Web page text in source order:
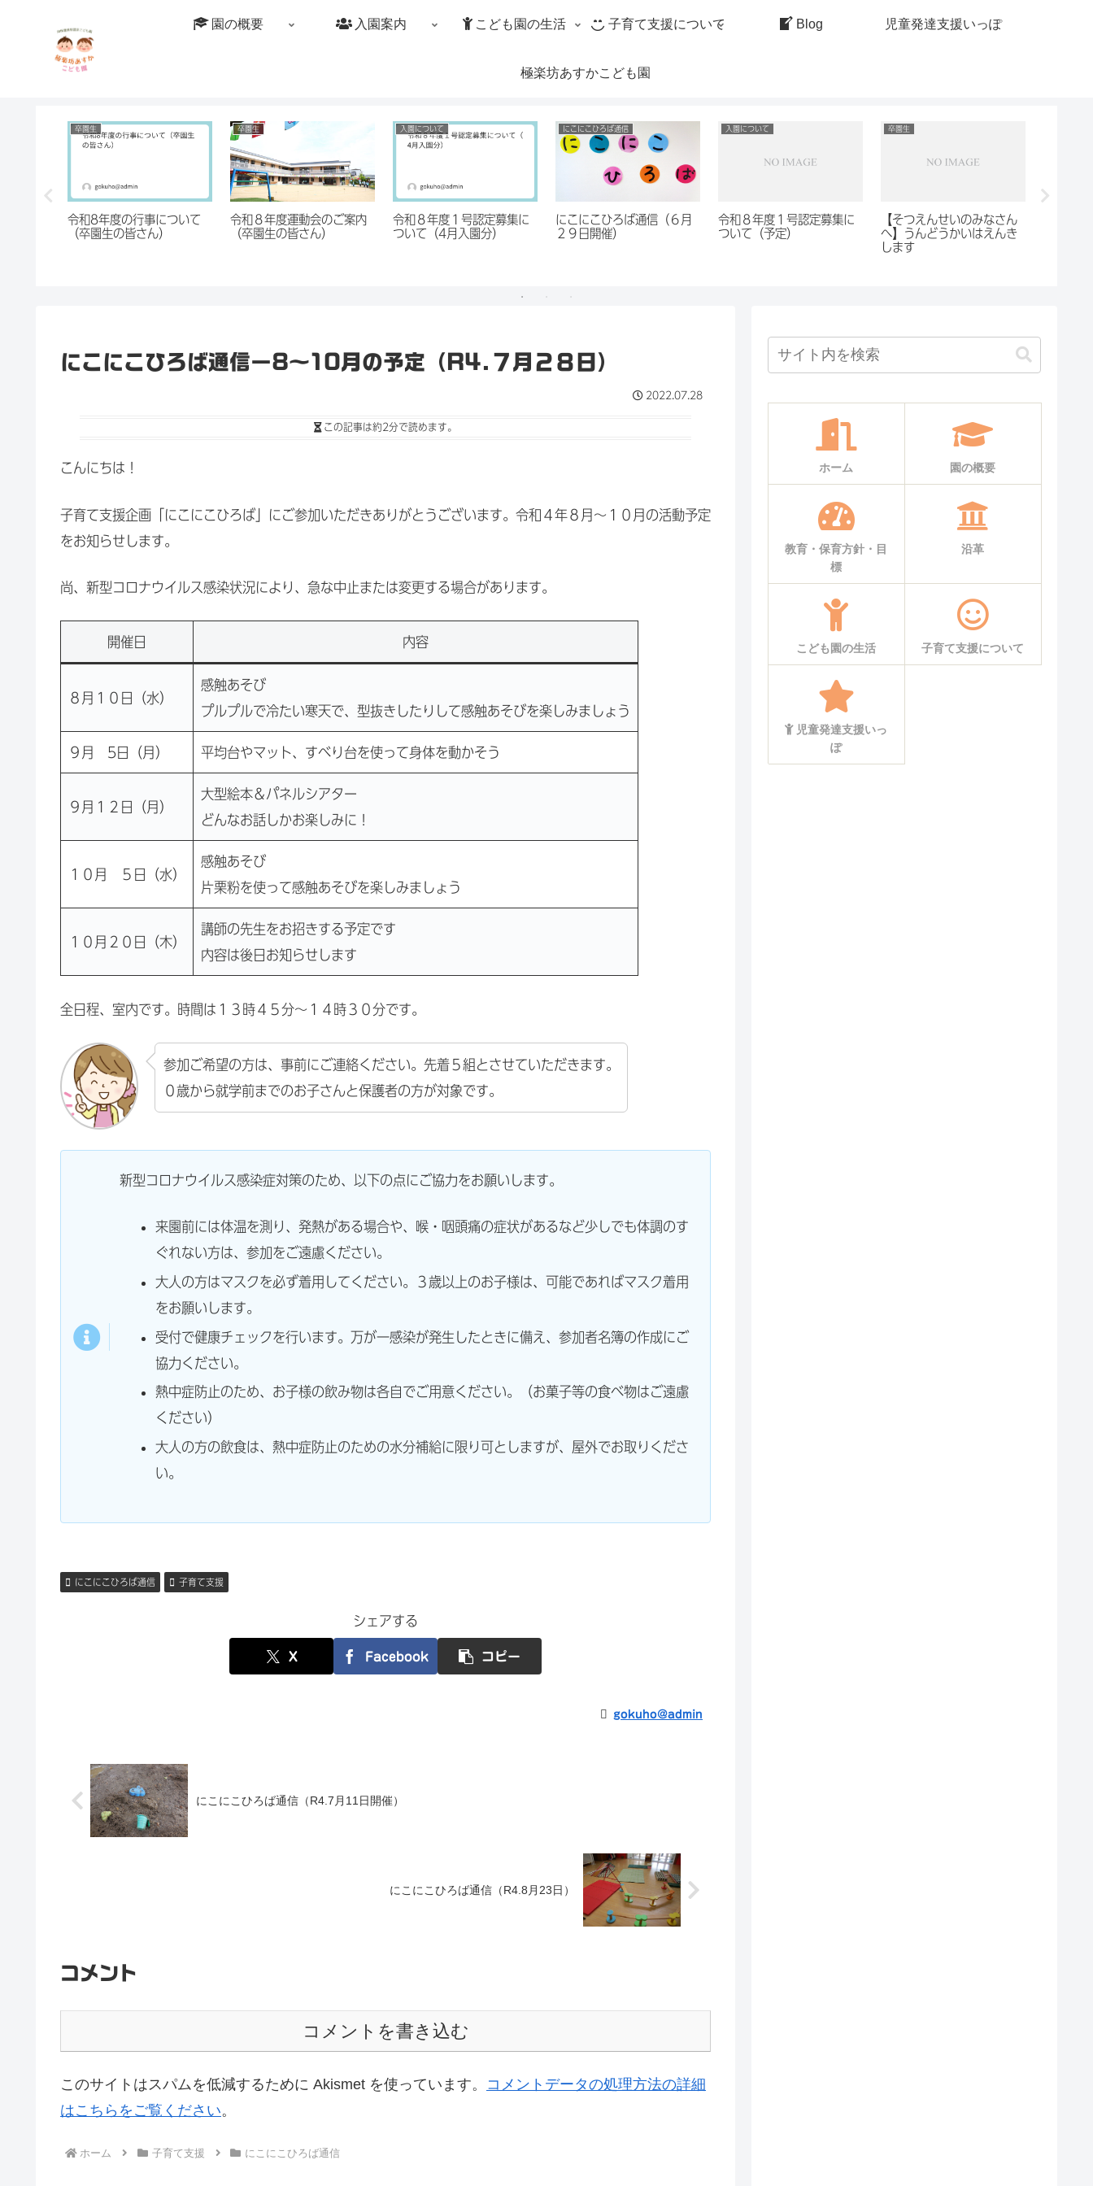
園の概要 入園案内 こども園の生活 子育て支援について Blog 児童発達支援いっぽ
極楽坊あすかこども園
卒園生
令和8年度の行事について
（卒園生の皆さん）
卒園生
令和８年度運動会のご案内
（卒園生の皆さん）
入園について
令和８年度１号認定募集に
ついて（4月入園分）
にこにこひろば通信
にこにこひろば通信（６月
２９日開催）
入園について
令和８年度１号認定募集に
ついて（予定）
卒園生
【そつえんせいのみなさん
へ】うんどうかいはえんき
します
にこにこひろば通信－8～10月の予定（R4.７月２８日）
2022.07.28
この記事は約2分で読めます。
こんにちは！
子育て支援企画「にこにこひろば」にご参加いただきありがとうございます。令和４年８月～１０月の活動予定
をお知らせします。
尚、新型コロナウイルス感染状況により、急な中止または変更する場合があります。
開催日 内容
８月１０日（水）
感触あそび
プルプルで冷たい寒天で、型抜きしたりして感触あそびを楽しみましょう
９月 5日（月） 平均台やマット、すべり台を使って身体を動かそう
９月１２日（月）
大型絵本＆パネルシアター
どんなお話しかお楽しみに！
１０月 ５日（水）
感触あそび
片栗粉を使って感触あそびを楽しみましょう
１０月２０日（木）
講師の先生をお招きする予定です
内容は後日お知らせします
全日程、室内です。時間は１３時４５分～１４時３０分です。
参加ご希望の方は、事前にご連絡ください。先着５組とさせていただきます。
０歳から就学前までのお子さんと保護者の方が対象です。
新型コロナウイルス感染症対策のため、以下の点にご協力をお願いします。
来園前には体温を測り、発熱がある場合や、喉・咽頭痛の症状があるなど少しでも体調のす
ぐれない方は、参加をご遠慮ください。
大人の方はマスクを必ず着用してください。３歳以上のお子様は、可能であればマスク着用
をお願いします。
受付で健康チェックを行います。万が一感染が発生したときに備え、参加者名簿の作成にご
協力ください。
熱中症防止のため、お子様の飲み物は各自でご用意ください。（お菓子等の食べ物はご遠慮
ください）
大人の方の飲食は、熱中症防止のための水分補給に限り可としますが、屋外でお取りくださ
い。
にこにこひろば通信 子育て支援
シェアする
X Facebook コピー
gokuho@admin
にこにこひろば通信（R4.7月11日開催）
にこにこひろば通信（R4.8月23日）
コメント
コメントを書き込む
このサイトはスパムを低減するために Akismet を使っています。 コメントデータの処理方法の詳細
はこちらをご覧ください。
ホーム 子育て支援 にこにこひろば通信
ホーム 園の概要
教育・保育方針・目
標
沿革
こども園の生活 子育て支援について
児童発達支援いっ
ぽ